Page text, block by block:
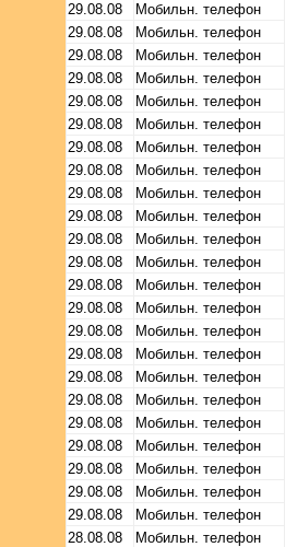
29.08.08
Мобильн. телефон
29.08.08
Мобильн. телефон
29.08.08
Мобильн. телефон
29.08.08
Мобильн. телефон
29.08.08
Мобильн. телефон
29.08.08
Мобильн. телефон
29.08.08
Мобильн. телефон
29.08.08
Мобильн. телефон
29.08.08
Мобильн. телефон
29.08.08
Мобильн. телефон
29.08.08
Мобильн. телефон
29.08.08
Мобильн. телефон
29.08.08
Мобильн. телефон
29.08.08
Мобильн. телефон
29.08.08
Мобильн. телефон
29.08.08
Мобильн. телефон
29.08.08
Мобильн. телефон
29.08.08
Мобильн. телефон
29.08.08
Мобильн. телефон
29.08.08
Мобильн. телефон
29.08.08
Мобильн. телефон
29.08.08
Мобильн. телефон
29.08.08
Мобильн. телефон
28.08.08
Мобильн. телефон